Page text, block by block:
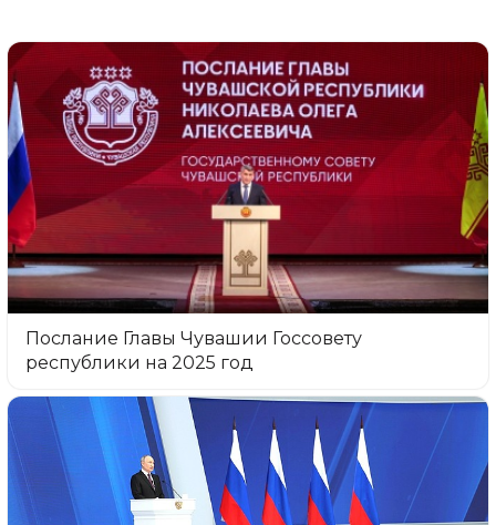
Послание Главы Чувашии Госсовету
республики на 2025 год